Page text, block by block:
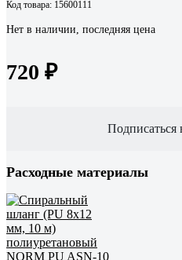
Код товара: 15600111
Нет в наличии, последняя цена
720 ₽
Подписаться
Расходные материалы